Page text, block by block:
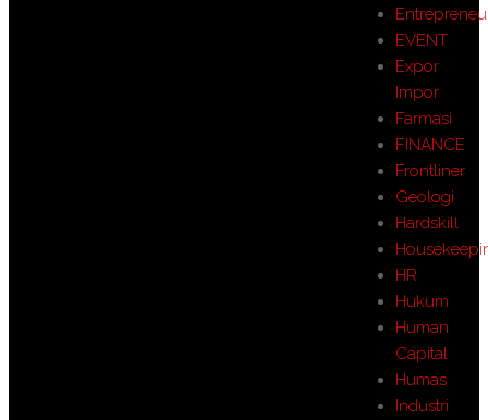
EVENT
Expor
Impor
Farmasi
FINANCE
Frontliner
Geologi
Hardskill
HR
Hukum
Human
Capital
Humas
Industri